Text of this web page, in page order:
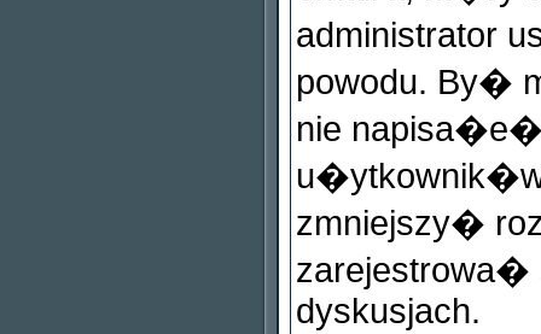
administrator
powodu. By�
nie
zmniejszy�
dyskusjach.